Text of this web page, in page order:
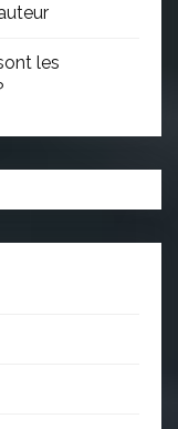
les